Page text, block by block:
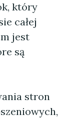
który
całej
jest
są
stron